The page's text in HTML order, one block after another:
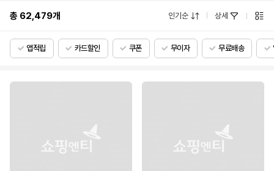
총 62,479개 인기순 상세
앱적립 카드할인 쿠폰 무이자 무료배송